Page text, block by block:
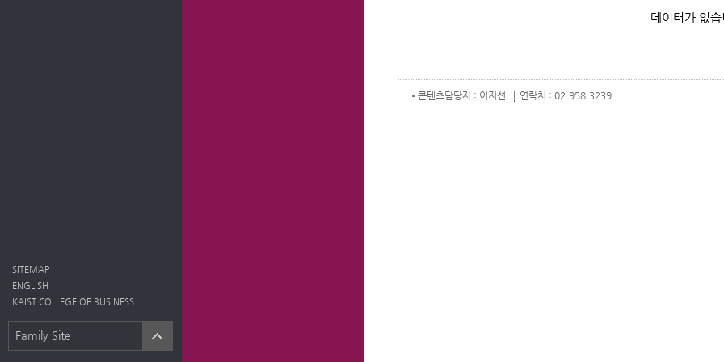
SITEMAP
ENGLISH
KAIST COLLEGE OF BUSINESS
Family Site
데이터가 없
콘텐츠담당자 : 이지선 연락처 : 02-958-3239